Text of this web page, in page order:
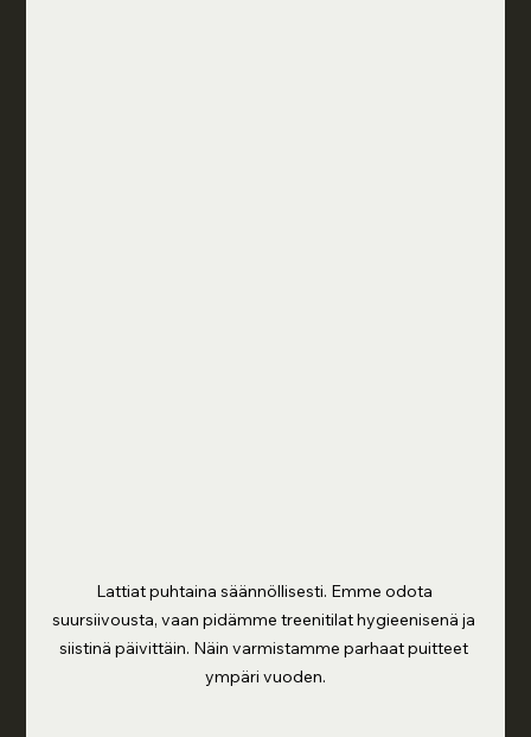
Lattiat puhtaina säännöllisesti. Emme odota
suursiivousta, vaan pidämme treenitilat hygieenisenä ja
siistinä päivittäin. Näin varmistamme parhaat puitteet
ympäri vuoden.